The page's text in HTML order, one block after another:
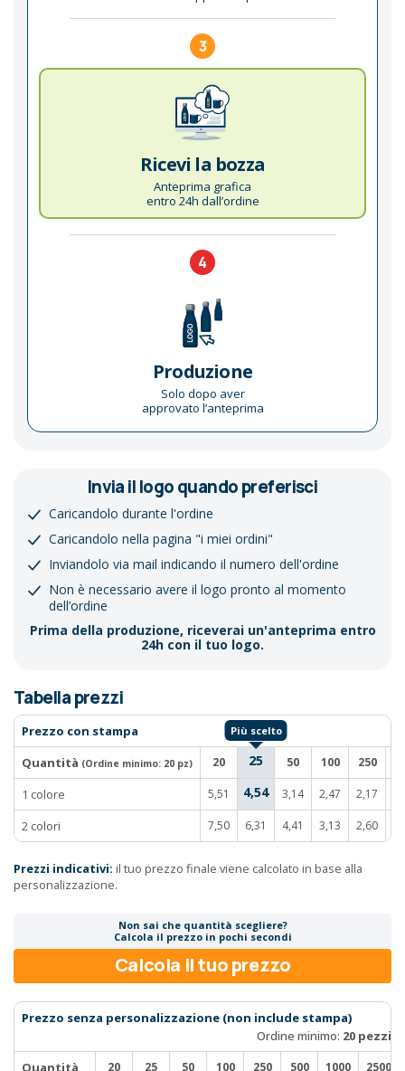
3
Ricevi la bozza
Anteprima grafica
entro 24h dall’ordine
4
Produzione
Solo dopo aver
approvato l’anteprima
Invia il logo quando preferisci
Caricandolo durante l'ordine
Caricandolo nella pagina "i miei ordini"
Inviandolo via mail indicando il numero dell'ordine
Non è necessario avere il logo pronto al momento
dell’ordine
Prima della produzione, riceverai un'anteprima entro
24h con il tuo logo.
Tabella prezzi
Prezzo con stampa
Quantità (Ordine minimo: 20 pz) 20 25 50 100 250
1 colore 5,51 4,54 3,14 2,47 2,17
2 colori 7,50 6,31 4,41 3,13 2,60
Prezzi indicativi: il tuo prezzo finale viene calcolato in base alla
personalizzazione.
Non sai che quantità scegliere?
Calcola il prezzo in pochi secondi
Calcola il tuo prezzo
Prezzo senza personalizzazione (non include stampa)
Ordine minimo: 20 pezzi
Quantità
20 25 50 100 250 500 1000 2500